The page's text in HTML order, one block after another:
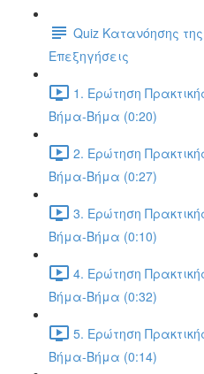
Quiz Κατανόησης
Επεξηγήσεις
1. Ερώτηση
Βήμα-Βήμα (0:20)
2. Ερώτηση
Βήμα-Βήμα (0:27)
3. Ερώτηση
Βήμα-Βήμα (0:10)
4. Ερώτηση
Βήμα-Βήμα (0:32)
5. Ερώτηση
Βήμα-Βήμα (0:14)